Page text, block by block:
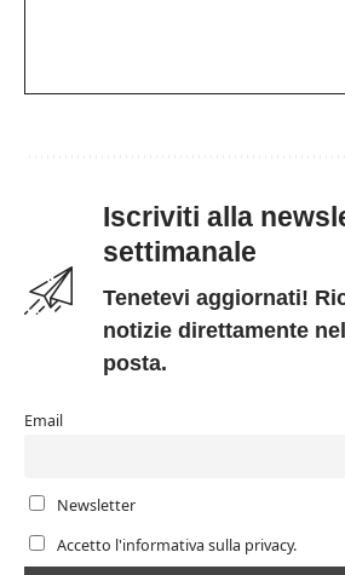
Iscriviti alla
settimanale
Tenetevi aggiornati!
notizie direttamente
posta.
Email
Newsletter
Accetto l'informativa sulla privacy.